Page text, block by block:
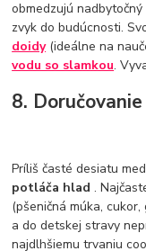
obmedzujú
zvyk do budúcnosti.
doidy(ideálne na
vodu so slamkou.
8.
Príliš časté desiatu
potláča hlad.
(pšeničná múka,
a do detskej stravy
najdlhšiemu trvaniu